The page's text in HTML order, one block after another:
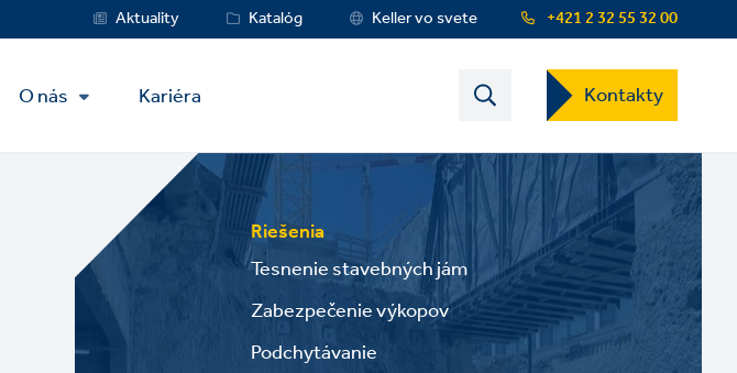
+421 2 32 55 32 00
Service
MenuAktuality Katalóg Keller vo svete
O nás Kariéra Contact
US
Dropdown
Menu
Kontakty
Riešenia
Tesnenie stavebných jám
Zabezpečenie výkopov
Podchytávanie